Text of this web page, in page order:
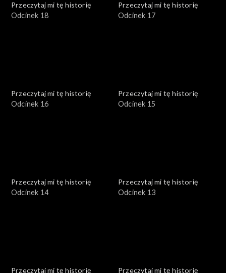
Przeczytaj mi tę historię
Odcinek 18
Przeczytaj mi tę historię
Odcinek 17
Przeczytaj mi tę historię
Odcinek 16
Przeczytaj mi tę historię
Odcinek 15
Przeczytaj mi tę historię
Odcinek 14
Przeczytaj mi tę historię
Odcinek 13
Przeczytaj mi tę historię
Przeczytaj mi tę historię